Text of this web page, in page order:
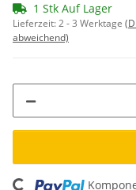
1 Stk Auf Lager
Lieferzeit:2 - 3 Werktage
abweichend)